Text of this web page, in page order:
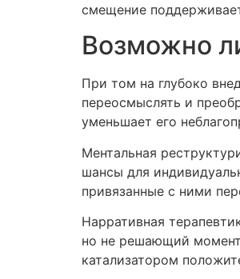
смещение
Возможно
При том на глубоко
переосмыслять и
уменьшает его
Ментальная
шансы для
привязанные с ними
Нарративная
но не решающий
катализатором